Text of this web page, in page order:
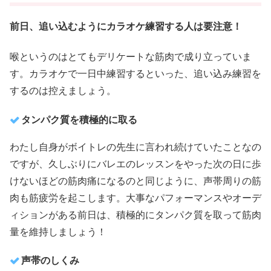
前日、追い込むようにカラオケ練習する人は要注意！
喉というのはとてもデリケートな筋肉で成り立っていま
す。カラオケで一日中練習するといった、追い込み練習を
するのは控えましょう。
タンパク質を積極的に取る
わたし自身がボイトレの先生に言われ続けていたことなの
ですが、 久しぶりにバレエのレッスンをやった次の日に歩
けないほどの筋肉痛になるのと同じように、声帯周りの筋
肉も筋疲労を起こします。 大事なパフォーマンスやオーデ
ィションがある前日は、積極的にタンパク質を取って筋肉
量を維持しましょう！
声帯のしくみ